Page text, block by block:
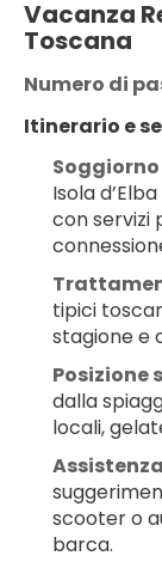
Vacanza
Toscana
Numero di
Itinerario e
Isola
con servizi
tipici
stagione e
Posizione
dalla
locali,
scooter o
barca.